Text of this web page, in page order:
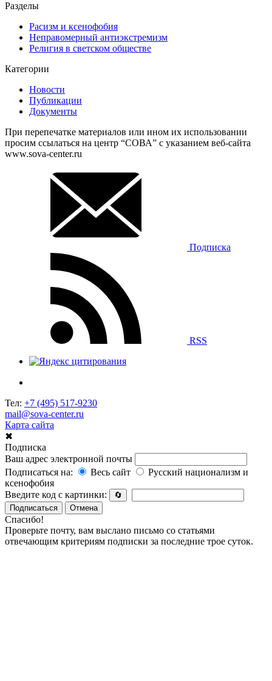
Разделы
Расизм и ксенофобия
Неправомерный антиэкстремизм
Религия в светском обществе
Категории
Новости
Публикации
Документы
При перепечатке материалов или ином их использовании
просим ссылаться на центр “СОВА” с указанием веб-сайта
www.sova-center.ru
Подписка
RSS
Тел: +7 (495) 517-9230
mail@sova-center.ru
Карта сайта
✖
Подписка
Ваш адрес электронной почты
Подписаться на:
Весь сайт
Русский национализм и
ксенофобия
Введите код с картинки:
🔄
Подписаться
Отмена
Спасибо!
Проверьте почту, вам выслано письмо со статьями
отвечающим критериям подписки за последние трое суток.